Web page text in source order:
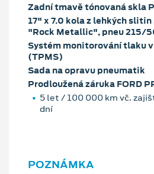
Zadní tmavě tónovaná skla
17" x 7.0 kola z lehkých
"Rock Metallic", pneu 215/
Systém monitorování tlaku
(TPMS)
Sada na opravu pneumatik
Prodloužená záruka FORD
5 let / 100 000 km vč.
dní
POZNÁMKA